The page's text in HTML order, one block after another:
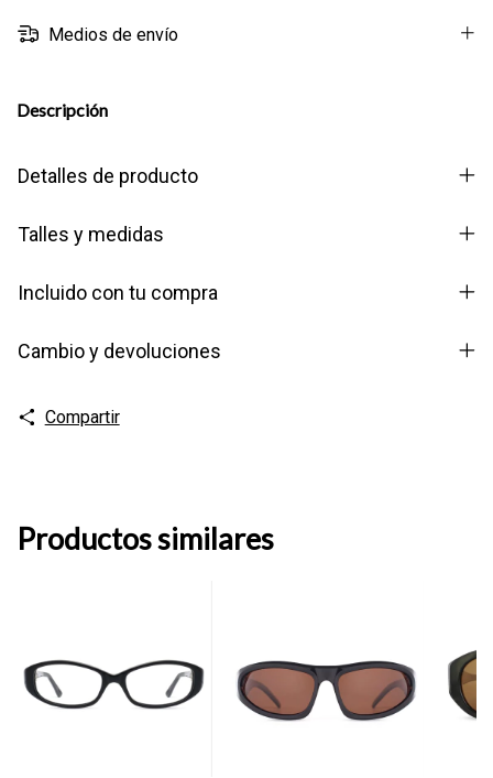
Medios de envío
Descripción
Detalles de producto
Talles y medidas
Incluido con tu compra
Cambio y devoluciones
Compartir
Productos similares